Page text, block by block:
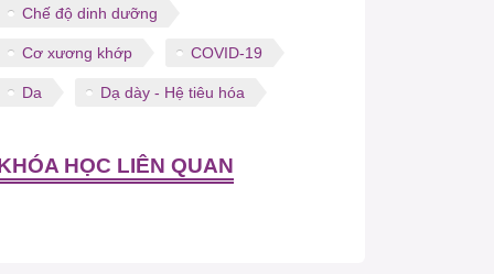
Chế độ dinh dưỡng
Cơ xương khớp COVID-19
Da Dạ dày - Hệ tiêu hóa
HỌC LIÊN QUAN